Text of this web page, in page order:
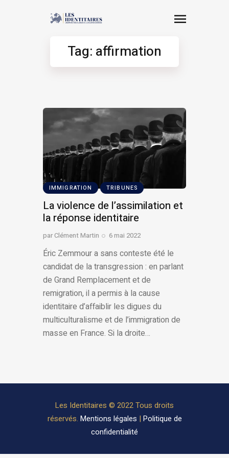
Tag: affirmation
IMMIGRATION TRIBUNES
La violence de l’assimilation et
la réponse identitaire
parClément Martin 6 mai 2022
Éric Zemmour a sans conteste été le
candidat de la transgression : en parlant
de Grand Remplacement et de
remigration, il a permis à la cause
identitaire d’affaiblir les digues du
multiculturalisme et de l’immigration de
masse en France. Si la droite…
Les Identitaires © 2022 Tous droits
réservés. Mentions légales | Politique de
confidentialité